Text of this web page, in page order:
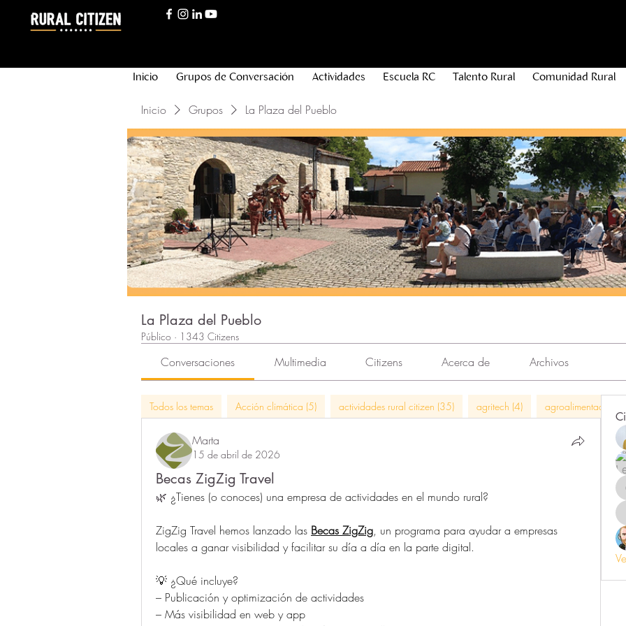
Inicio Grupos de Conversación Actividades Escuela RC Talento Rural Comunidad Rural
Inicio Grupos La Plaza del Pueblo
La Plaza del Pueblo
Público · 1343 Citizens
Conversaciones Multimedia Citizens Acerca de Archivos
Todos los temas Acción climática (5) actividades rural citizen (35) agritech (4) agroalimentación
Marta
15 de abril de 2026
Becas ZigZig Travel
🌿 ¿Tienes (o conoces) una empresa de actividades en el mundo rural?
ZigZig Travel hemos lanzado las Becas ZigZig, un programa para ayudar a empresas
locales a ganar visibilidad y facilitar su día a día en la parte digital.
💡 ¿Qué incluye?
– Publicación y optimización de actividades
– Más visibilidad en web y app